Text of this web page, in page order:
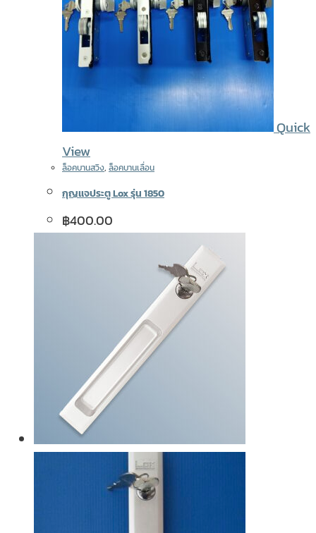
Quick
View
ล็อคบานสวิง, ล็อคบานเลื่อน
กุญเเจประตู Lox รุ่น 1850
฿400.00